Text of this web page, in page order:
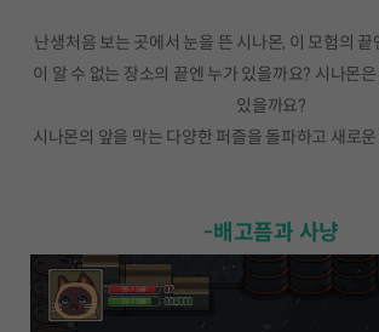
난생처음 보는 곳에서 눈을 뜬 시나몬, 이 모험의
이 알 수 없는 장소의 끝엔 누가 있을까요? 시나몬
있을까요?
시나몬의 앞을 막는 다양한 퍼즐을 돌파하고 새로
-배고픔과 사냥